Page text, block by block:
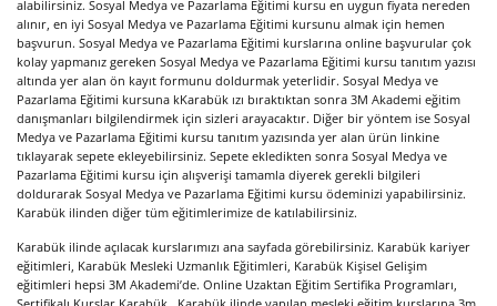
alabilirsiniz. Sosyal Medya ve Pazarlama Eğitimi kursu en uygun fiyata nereden
alınır, en iyi Sosyal Medya ve Pazarlama Eğitimi kursunu almak için hemen
başvurun. Sosyal Medya ve Pazarlama Eğitimi kurslarına online başvurular çok
kolay yapmanız gereken Sosyal Medya ve Pazarlama Eğitimi kursu tanıtım yazısı
altında yer alan ön kayıt formunu doldurmak yeterlidir. Sosyal Medya ve
Pazarlama Eğitimi kursuna kKarabük ızı bıraktıktan sonra 3M Akademi eğitim
danışmanları bilgilendirmek için sizleri arayacaktır. Diğer bir yöntem ise Sosyal
Medya ve Pazarlama Eğitimi kursu tanıtım yazısında yer alan ürün linkine
tıklayarak sepete ekleyebilirsiniz. Sepete ekledikten sonra Sosyal Medya ve
Pazarlama Eğitimi kursu için alışverişi tamamla diyerek gerekli bilgileri
doldurarak Sosyal Medya ve Pazarlama Eğitimi kursu ödeminizi yapabilirsiniz.
Karabük ilinden diğer tüm eğitimlerimize de katılabilirsiniz.
Karabük ilinde açılacak kurslarımızı ana sayfada görebilirsiniz. Karabük kariyer
eğitimleri, Karabük Mesleki Uzmanlık Eğitimleri, Karabük Kişisel Gelişim
eğitimleri hepsi 3M Akademi’de. Online Uzaktan Eğitim Sertifika Programları,